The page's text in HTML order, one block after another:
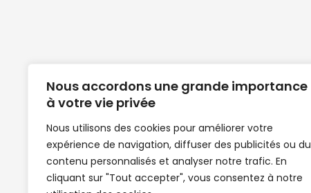
Nous accordons une grande importance
à votre vie privée
Nous utilisons des cookies pour améliorer votre
expérience de navigation, diffuser des publicités ou du
contenu personnalisés et analyser notre trafic. En
cliquant sur "Tout accepter", vous consentez à notre
Clubs de football en Guinée |
de Guinée de football | Mercato | Lions
News | Match en direct | But | Actualité au